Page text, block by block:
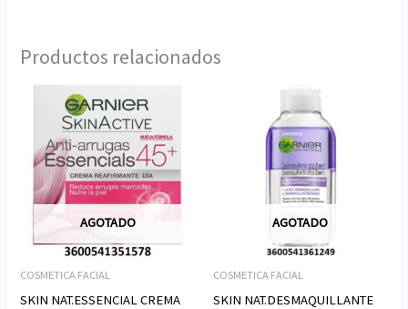
Productos relacionados
AGOTADO
COSMETICA FACIAL
SKIN NAT.ESSENCIAL CREMA
AGOTADO
COSMETICA FACIAL
SKIN NAT.DESMAQUILLANTE